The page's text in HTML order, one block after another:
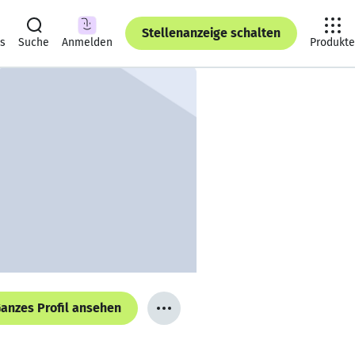
Suche Anmelden
Stellenanzeige schalten
Produkte
Profil ansehen